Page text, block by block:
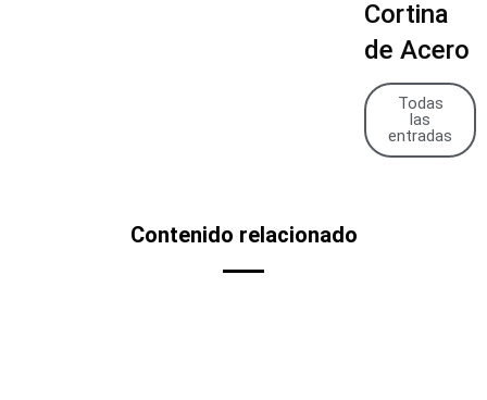
Cortina
de Acero
Todas
las
entradas
Contenido relacionado